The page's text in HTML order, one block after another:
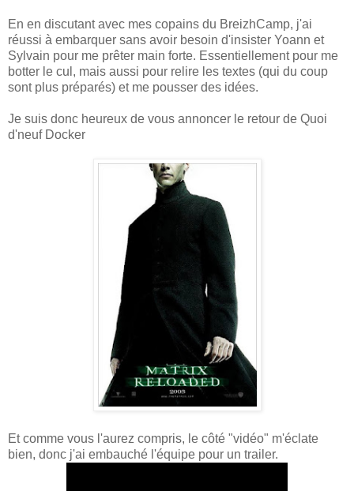
En en discutant avec mes copains du BreizhCamp, j'ai
réussi à embarquer sans avoir besoin d'insister Yoann et
Sylvain pour me prêter main forte. Essentiellement pour me
botter le cul, mais aussi pour relire les textes (qui du coup
sont plus préparés) et me pousser des idées.
Je suis donc heureux de vous annoncer le retour de Quoi
d'neuf Docker
Et comme vous l'aurez compris, le côté "vidéo" m'éclate
bien, donc j'ai embauché l'équipe pour un trailer.